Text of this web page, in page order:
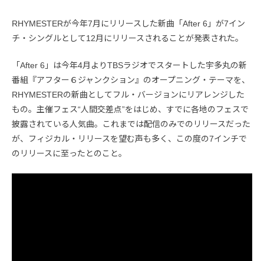
RHYMESTERが今年7月にリリースした新曲「After 6」が7イン
チ・シングルとして12月にリリースされることが発表された。
「After 6」は今年4月よりTBSラジオでスタートした宇多丸の新
番組『アフター６ジャンクション』のオープニング・テーマを、
RHYMESTERの新曲としてフル・バージョンにリアレンジした
もの。主催フェス“人間交差点”をはじめ、すでに各地のフェスで
披露されている人気曲。これまでは配信のみでのリリースだった
が、フィジカル・リリースを望む声も多く、この度の7インチで
のリリースに至ったとのこと。